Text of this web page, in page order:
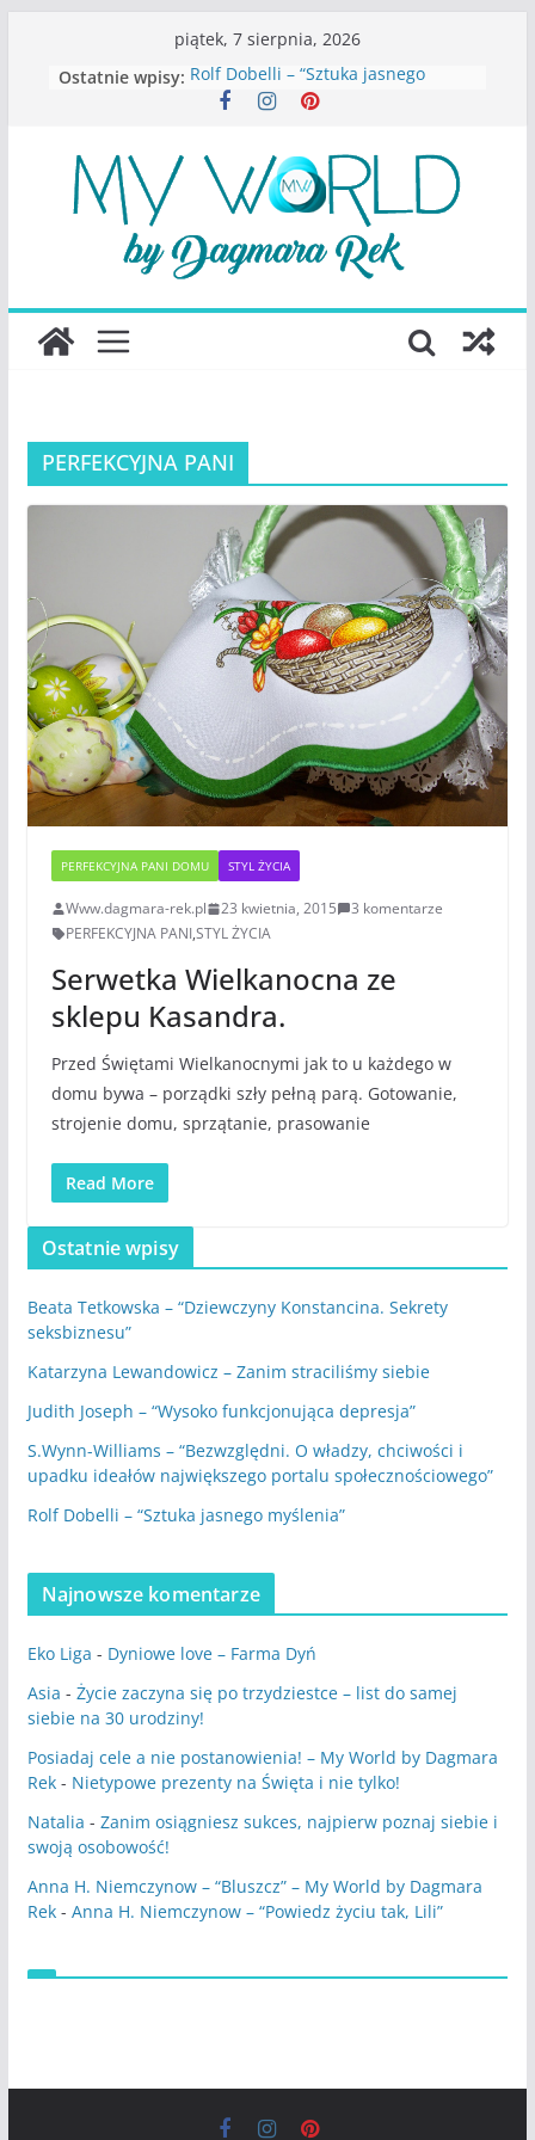
piątek, 7 sierpnia, 2026
Ostatnie wpisy: Rolf Dobelli – “Sztuka jasnego
myślenia”
Katarzyna Lewandowicz – Zanim
straciliśmy siebie
Judith Joseph – “Wysoko
funkcjonująca depresja”
S.Wynn-Williams – “Bezwzględni. O
największego portalu
PERFEKCYJNA PANI
PERFEKCYJNA PANI DOMU STYL ŻYCIA
Www.dagmara-rek.pl 23 kwietnia, 2015
3 komentarze
PERFEKCYJNA PANI,STYL ŻYCIA
Serwetka Wielkanocna ze
sklepu Kasandra.
Przed Świętami Wielkanocnymi jak to u każdego w
domu bywa – porządki szły pełną parą. Gotowanie,
strojenie domu, sprzątanie, prasowanie
Read More
Ostatnie wpisy
Beata Tetkowska – “Dziewczyny Konstancina. Sekrety
seksbiznesu”
Katarzyna Lewandowicz – Zanim straciliśmy siebie
Judith Joseph – “Wysoko funkcjonująca depresja”
S.Wynn-Williams – “Bezwzględni. O władzy, chciwości i
upadku ideałów największego portalu społecznościowego”
Rolf Dobelli – “Sztuka jasnego myślenia”
Najnowsze komentarze
Eko Liga - Dyniowe love – Farma Dyń
Asia - Życie zaczyna się po trzydziestce – list do samej
siebie na 30 urodziny!
Posiadaj cele a nie postanowienia! – My World by Dagmara
Rek- Nietypowe prezenty na Święta i nie tylko!
Natalia - Zanim osiągniesz sukces, najpierw poznaj siebie i
swoją osobowość!
Anna H. Niemczynow – “Bluszcz” – My World by Dagmara
Rek- Anna H. Niemczynow – “Powiedz życiu tak, Lili”